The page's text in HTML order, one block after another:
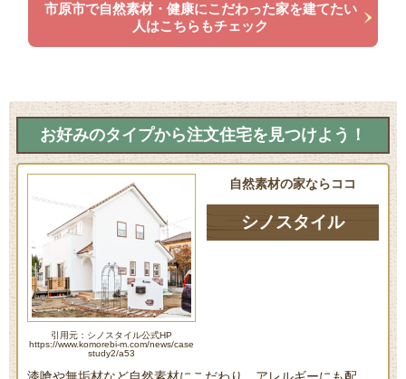
市原市で自然素材・健康にこだわった家を建てたい
人はこちらもチェック
お好みのタイプから注文住宅を見つけよう！
自然素材の家ならココ
シノスタイル
引用元：シノスタイル公式HP
https://www.komorebi-m.com/news/case
study2/a53